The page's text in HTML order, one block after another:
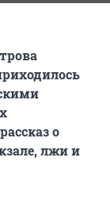
о
лжи и